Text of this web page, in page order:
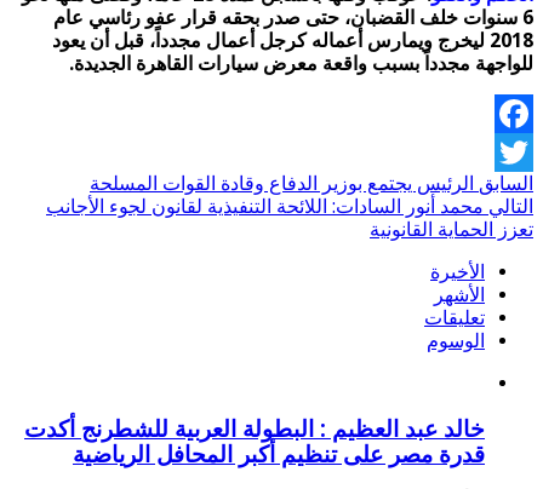
6 سنوات خلف القضبان، حتى صدر بحقه قرار عفو رئاسي عام
2018 ليخرج ويمارس أعماله كرجل أعمال مجدداً، قبل أن يعود
للواجهة مجدداً بسبب واقعة معرض سيارات القاهرة الجديدة.
Facebook
Twitter
السابق الرئيس يجتمع بوزير الدفاع وقادة القوات المسلحة
التالي محمد أنور السادات: اللائحة التنفيذية لقانون لجوء الأجانب
تعزز الحماية القانونية
الأخيرة
الأشهر
تعليقات
الوسوم
خالد عبد العظيم : البطولة العربية للشطرنج أكدت
قدرة مصر على تنظيم أكبر المحافل الرياضية